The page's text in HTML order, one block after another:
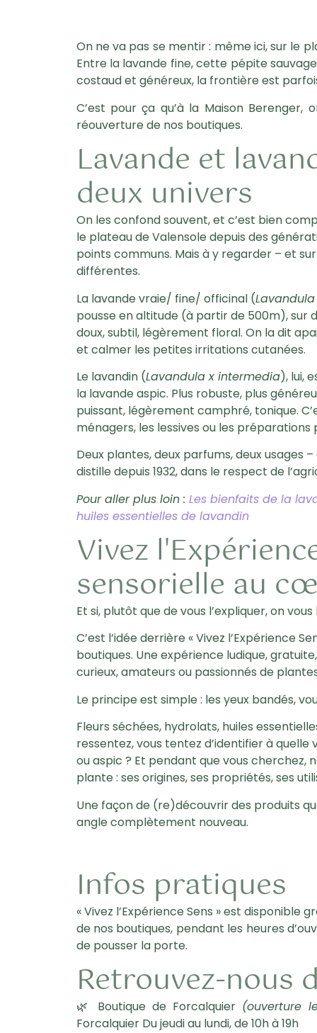
On ne va pas se mentir : même ici, sur le
Entre la lavande fine, cette pépite
costaud et généreux, la frontière est
C’est pour ça qu’à la Maison
réouverture de nos boutiques.
Lavande et
deux univers
On les confond souvent, et c’est bien
le plateau de Valensole depuis des
points communs. Mais à y regarder – et
différentes.
La lavande vraie/ fine/ officinal(
pousse en altitude (à partir de 500m), sur
doux, subtil, légèrement floral. On la dit
et calmer les petites irritations cutanées.
Le lavandin(Lavandula x intermedia), lui,
la lavande aspic. Plus robuste, plus
puissant, légèrement camphré, tonique.
ménagers, les lessives ou les préparations
Deux plantes, deux parfums, deux usages
distille depuis 1932, dans le respect de
Pour aller plus loin : Les bienfaits de la
huiles essentielles de lavandin
Vivez
sensorielle au
Et si, plutôt que de vous l’expliquer, on
C’est l’idée derrière « Vivez l’Expérience
boutiques. Une expérience ludique,
curieux, amateurs ou passionnés de
Le principe est simple : les yeux bandés,
Fleurs séchées, hydrolats, huiles
ressentez, vous tentez d’identifier à quelle
ou aspic ? Et pendant que vous
plante : ses origines, ses propriétés, ses
Une façon de (re)découvrir des produits
angle complètement nouveau.
Infos pratiques
« Vivez l’Expérience Sens »est disponible
de nos boutiques, pendant les heures
de pousser la porte.
Retrouvez-nous
🌿 Boutique de Forcalquier (ouverture
Forcalquier Du jeudi au lundi, de 10h à 19h